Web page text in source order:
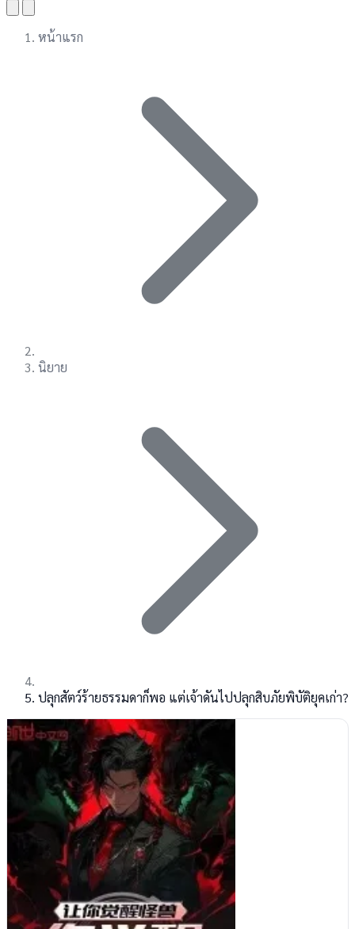
หน้าแรก
นิยาย
ปลุกสัตว์ร้ายธรรมดาก็พอ แต่เจ้าดันไปปลุกสิบภัยพิบัติยุคเก่า?